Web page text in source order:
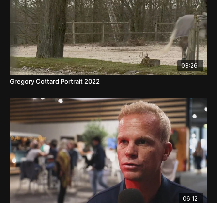
08:26
Gregory Cottard Portrait 2022
06:12